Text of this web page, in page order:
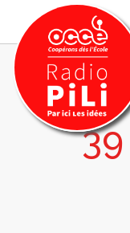
PRÉSENTATION
GRILLE DES